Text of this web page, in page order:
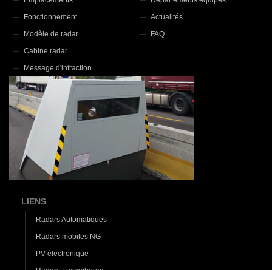
Fonctionnement
Modèle de radar
Cabine radar
Message d'infraction
Actualités
FAQ
LIENS
Radars Automatiques
Radars mobiles NG
PV électronique